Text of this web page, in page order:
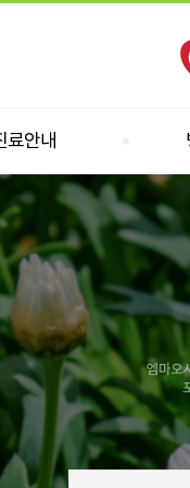
료안내